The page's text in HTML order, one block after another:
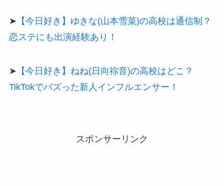
➤ 【今日好き】ゆきな(山本雪菜)の高校は通信制？
恋ステにも出演経験あり！
➤ 【今日好き】ねね(日向祢音)の高校はどこ？
TikTokでバズった新人インフルエンサー！
スポンサーリンク